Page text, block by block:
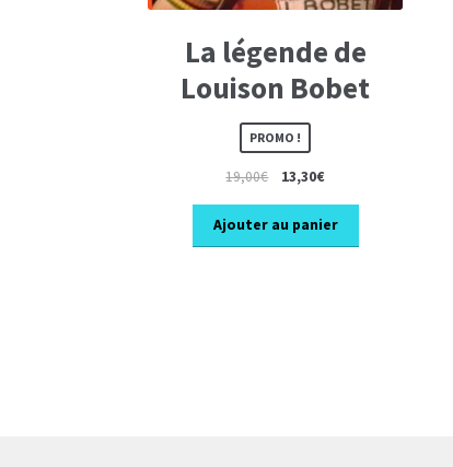
La légende de
Louison Bobet
PROMO !
19,00€
Le
initial
était :
13,30€Le
actuel
est :
Ajouter au panier